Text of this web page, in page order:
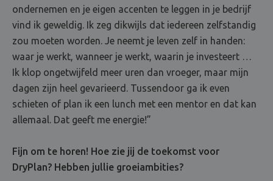
ondernemen en je eigen accenten te leggen in je bedrijf
vind ik geweldig. Ik zeg dikwijls dat iedereen zelfstandig
zou moeten worden. Je neemt je leven zelf in handen:
waar je werkt, wanneer je werkt, waarin je investeert …
Ik klop ongetwijfeld meer uren dan vroeger, maar mijn
dagen zijn heel gevarieerd. Tussendoor ga ik even
schieten of plan ik een lunch met een mentor en dat kan
allemaal. Dat geeft me energie!”
Fijn om te horen! Hoe zie jij de toekomst voor
DryPlan? Hebben jullie groeiambities?